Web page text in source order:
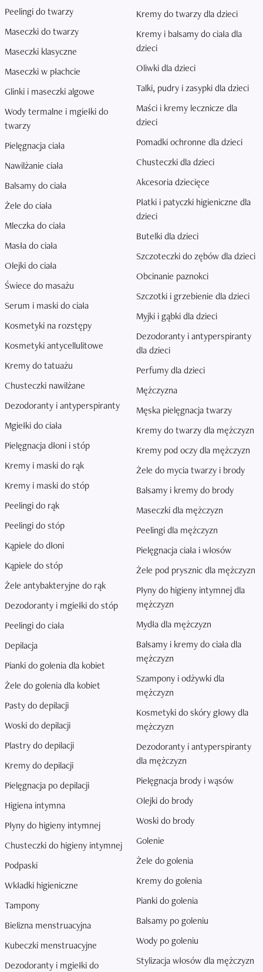
Peelingi do twarzy
Maseczki do twarzy
Maseczki klasyczne
Maseczki w płachcie
Glinki i maseczki algowe
Wody termalne i mgiełki do
twarzy
Pielęgnacja ciała
Nawilżanie ciała
Balsamy do ciała
Żele do ciała
Mleczka do ciała
Masła do ciała
Olejki do ciała
Świece do masażu
Serum i maski do ciała
Kosmetyki na rozstępy
Kosmetyki antycellulitowe
Kremy do tatuażu
Chusteczki nawilżane
Dezodoranty i antyperspiranty
Mgiełki do ciała
Pielęgnacja dłoni i stóp
Kremy i maski do rąk
Kremy i maski do stóp
Peelingi do rąk
Peelingi do stóp
Kąpiele do dłoni
Kąpiele do stóp
Żele antybakteryjne do rąk
Dezodoranty i mgiełki do stóp
Peelingi do ciała
Depilacja
Pianki do golenia dla kobiet
Żele do golenia dla kobiet
Pasty do depilacji
Woski do depilacji
Plastry do depilacji
Kremy do depilacji
Pielęgnacja po depilacji
Higiena intymna
Płyny do higieny intymnej
Chusteczki do higieny intymnej
Podpaski
Wkładki higieniczne
Tampony
Bielizna menstruacyjna
Kubeczki menstruacyjne
Dezodoranty i mgiełki do
Kremy do twarzy dla dzieci
Kremy i balsamy do ciała dla
dzieci
Oliwki dla dzieci
Talki, pudry i zasypki dla dzieci
Maści i kremy lecznicze dla
dzieci
Pomadki ochronne dla dzieci
Chusteczki dla dzieci
Akcesoria dziecięce
Płatki i patyczki higieniczne dla
dzieci
Butelki dla dzieci
Szczoteczki do zębów dla dzieci
Obcinanie paznokci
Szczotki i grzebienie dla dzieci
Myjki i gąbki dla dzieci
Dezodoranty i antyperspiranty
dla dzieci
Perfumy dla dzieci
Mężczyzna
Męska pielęgnacja twarzy
Kremy do twarzy dla mężczyzn
Kremy pod oczy dla mężczyzn
Żele do mycia twarzy i brody
Balsamy i kremy do brody
Maseczki dla mężczyzn
Peelingi dla mężczyzn
Pielęgnacja ciała i włosów
Żele pod prysznic dla mężczyzn
Płyny do higieny intymnej dla
mężczyzn
Mydła dla mężczyzn
Balsamy i kremy do ciała dla
mężczyzn
Szampony i odżywki dla
mężczyzn
Kosmetyki do skóry głowy dla
mężczyzn
Dezodoranty i antyperspiranty
dla mężczyzn
Pielęgnacja brody i wąsów
Olejki do brody
Woski do brody
Golenie
Żele do golenia
Kremy do golenia
Pianki do golenia
Balsamy po goleniu
Wody po goleniu
Stylizacja włosów dla mężczyzn